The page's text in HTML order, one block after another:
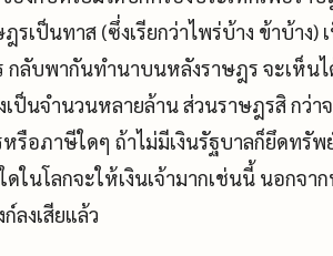
รเป็นทาส (ซึ่งเรียกว่าไพร่บ้าง ข้าบ้าง
ลับพากันทำนาบนหลังราษฎร จะเห็น
ป็นจำนวนหลายล้าน ส่วนราษฎรสิ กว่
หรือภาษีใดๆ ถ้าไม่มีเงินรัฐบาลก็ยึดทรั
นโลกจะให้เงินเจ้ามากเช่นนี้ นอกจา
ลงเสียแล้ว